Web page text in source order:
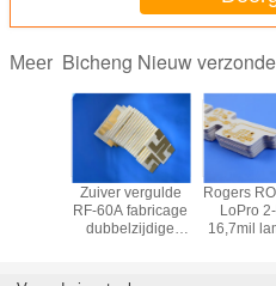
Meer Bicheng Nieuw
Zuiver vergulde
RF-60A fabricage
dubbelzijdige
50mil
Rogers
LoPro
16,7mil